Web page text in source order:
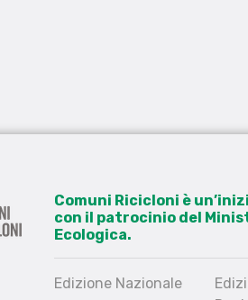
Comuni Ricicloni è
con il patrocinio del
Ecologica.
Edizione Nazionale